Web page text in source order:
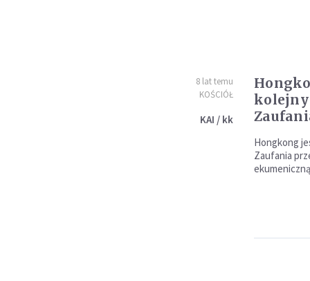
8 lat temu
KOŚCIÓŁ
KAI / kk
Hongkong
Zaufania